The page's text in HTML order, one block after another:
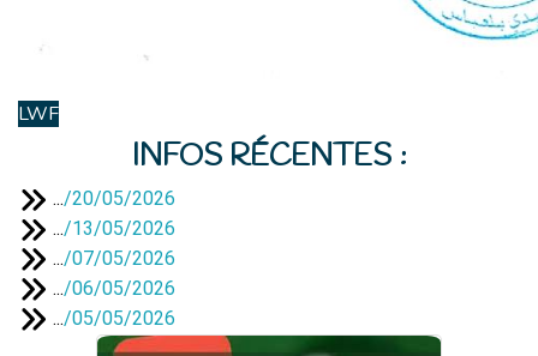
LWF
INFOS RÉCENTES :
.../20/05/2026
.../13/05/2026
/07/05/2026
/06/05/2026
/05/05/2026